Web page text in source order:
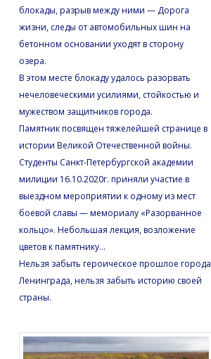
блокады, разрыв между ними — Дорога
жизни, следы от автомобильных шин на
бетонном основании уходят в сторону
озера.
В этом месте блокаду удалось разорвать
нечеловеческими усилиями, стойкостью и
мужеством защитников города.
Памятник посвящен тяжелейшей странице в
истории Великой Отечественной войны.
Студенты Санкт-Петербургской академии
милиции 16.10.2020г. приняли участие в
выездном мероприятии к одному из мест
боевой славы — мемориалу «Разорванное
кольцо». Небольшая лекция, возложение
цветов к памятнику…
Нельзя забыть героическое прошлое города
Ленинграда, нельзя забыть историю своей
страны.